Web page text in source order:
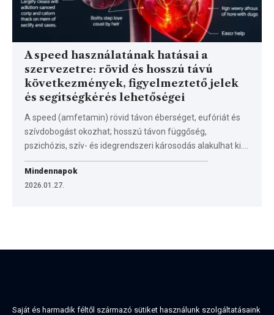
A speed használatának hatásai a
szervezetre: rövid és hosszú távú
következmények, figyelmeztető jelek
és segítségkérés lehetőségei
A speed (amfetamin) rövid távon éberséget, eufóriát és
szívdobogást okozhat; hosszú távon függőség,
pszichózis, szív- és idegrendszeri károsodás alakulhat ki.…
Mindennapok
2026.01.27.
Saját és harmadik féltől származó sütiket használunk szolgáltatásaink